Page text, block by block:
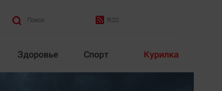
Поиск RSS
Здоровье Спорт Курилка